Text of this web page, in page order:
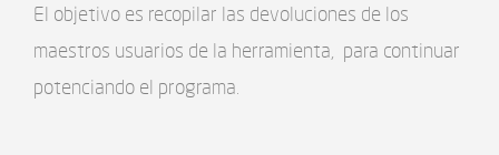
El objetivo es recopilar las devoluciones de los
maestros usuarios de la herramienta, para continuar
potenciando el programa.